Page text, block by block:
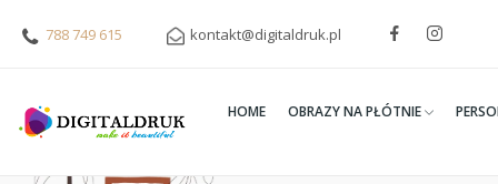
788 749 615 kontakt@digitaldruk.pl
HOME OBRAZY NA PŁÓTNIE